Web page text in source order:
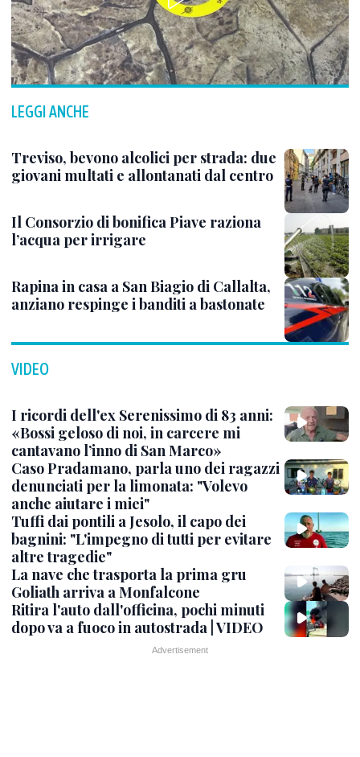
LEGGI ANCHE
Treviso, bevono alcolici per strada: due
giovani multati e allontanati dal centro
Il Consorzio di bonifica Piave raziona
l’acqua per irrigare
Rapina in casa a San Biagio di Callalta,
anziano respinge i banditi a bastonate
VIDEO
I ricordi dell'ex Serenissimo di 83 anni:
«Bossi geloso di noi, in carcere mi
cantavano l’inno di San Marco»
Caso Pradamano, parla uno dei ragazzi
denunciati per la limonata: "Volevo
anche aiutare i miei"
Tuffi dai pontili a Jesolo, il capo dei
bagnini: "L'impegno di tutti per evitare
altre tragedie"
La nave che trasporta la prima gru
Goliath arriva a Monfalcone
Ritira l'auto dall'officina, pochi minuti
dopo va a fuoco in autostrada | VIDEO